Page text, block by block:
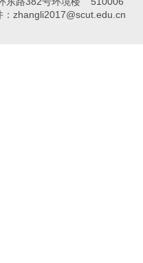
：zhangli2017@scut.edu.cn